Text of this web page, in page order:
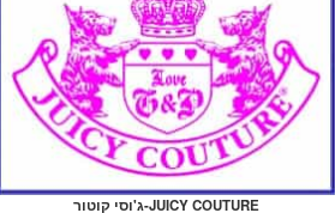
ג'וסי קוטור-JUICY COUTURE